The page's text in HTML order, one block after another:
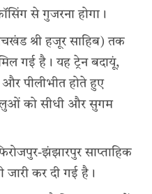
से गुजरना होगा।
श्री हजूर साहिब) तक
गई है। यह ट्रेन बदायूं,
पीलीभीत होते हुए
को सीधी और सुगम
झंझारपुर साप्ताहिक
जारी कर दी गई है।